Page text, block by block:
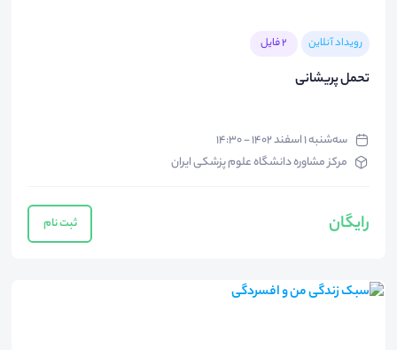
رویداد آنلاین 2 فایل
تحمل پریشانی
سه‌شنبه ۱ اسفند ۱۴۰۲ - ۱۴:۳۰
مرکز مشاوره دانشگاه علوم پزشکی ایران
رایگان ثبت نام